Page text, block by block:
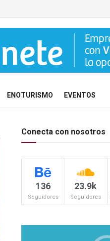
ENOTURISMO EVENTOS
Conecta con nosotros
136
Seguidores
23.9k
Seguidores